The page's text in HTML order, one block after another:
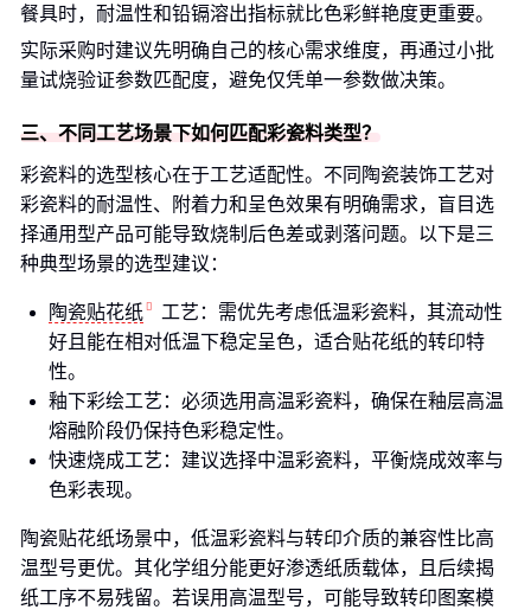
餐具时，耐温性和铅镉溶出指标就比色彩鲜艳度更重要。
实际采购时建议先明确自己的核心需求维度，再通过小批
量试烧验证参数匹配度，避免仅凭单一参数做决策。
三、不同工艺场景下如何匹配彩瓷料类型？
彩瓷料的选型核心在于工艺适配性。不同陶瓷装饰工艺对
彩瓷料的耐温性、附着力和呈色效果有明确需求，盲目选
择通用型产品可能导致烧制后色差或剥落问题。以下是三
种典型场景的选型建议：
陶瓷贴花纸
工艺：需优先考虑低温彩瓷料，其流动性
好且能在相对低温下稳定呈色，适合贴花纸的转印特
性。
釉下彩绘工艺：必须选用高温彩瓷料，确保在釉层高温
熔融阶段仍保持色彩稳定性。
快速烧成工艺：建议选择中温彩瓷料，平衡烧成效率与
色彩表现。
陶瓷贴花纸场景中，低温彩瓷料与转印介质的兼容性比高
温型号更优。其化学组分能更好渗透纸质载体，且后续揭
纸工序不易残留。若误用高温型号，可能导致转印图案模